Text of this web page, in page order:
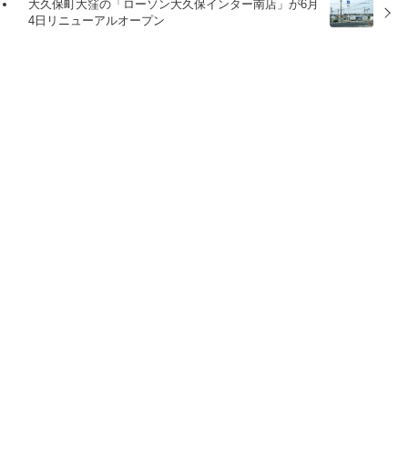
大久保町大窪の「ローソン大久保インター南店」が6月
4日リニューアルオープン